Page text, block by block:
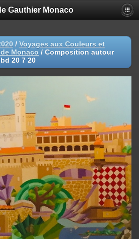
Gauthier Monaco
/ Voyages aux Couleurs et
Monaco / Composition autour
20 7 20